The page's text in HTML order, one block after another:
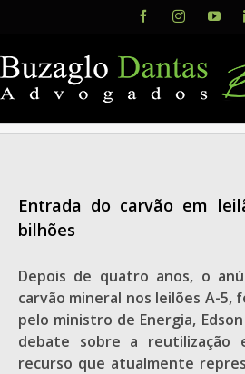
content
FacebookInstagram
Entrada do carvão em
bilhões
Depois de quatro anos, o
carvão mineral nos leilões A-5,
pelo ministro de Energia,
debate sobre a reutilização
recurso que atualmente